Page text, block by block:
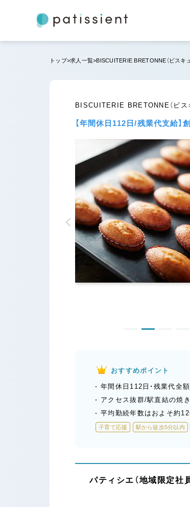
トップ 求人一覧 BISCUITERIE BRETONNE（ビス
BISCUITERIE BRETONNE（ビ
【年間休日112日/残業代支給
おすすめポイント
年間休日112日・残業代全
アクセス抜群/駅直結の焼
平均勤続年数はおよそ約
子育て応援 駅から徒歩5分以内
パティシエ（地域限定社